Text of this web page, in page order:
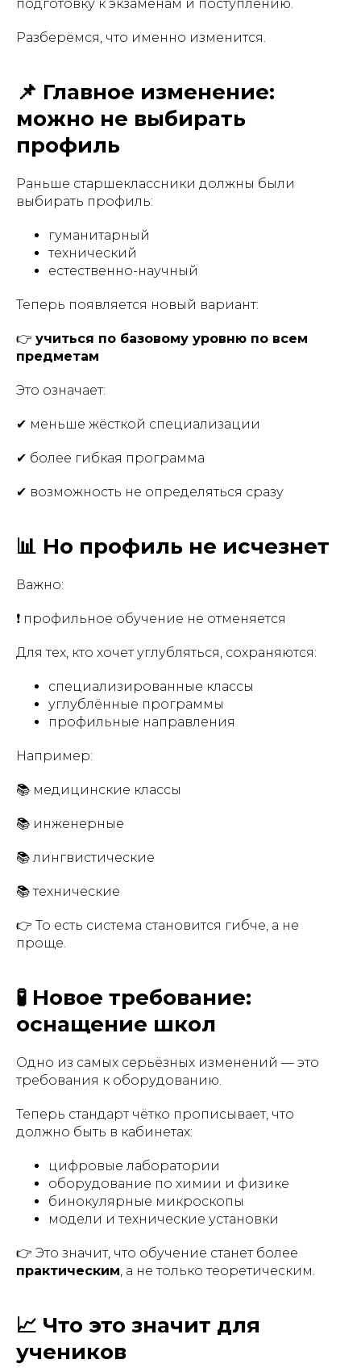
подготовку к экзаменам и поступлению.
Разберёмся, что именно изменится.
📌 Главное изменение:
можно не выбирать
профиль
Раньше старшеклассники должны были
выбирать профиль:
гуманитарный
технический
естественно-научный
Теперь появляется новый вариант:
👉 учиться по базовому уровню по всем
предметам
Это означает:
✔ меньше жёсткой специализации
✔ более гибкая программа
✔ возможность не определяться сразу
📊 Но профиль не исчезнет
Важно:
❗ профильное обучение не отменяется
Для тех, кто хочет углубляться, сохраняются:
специализированные классы
углублённые программы
профильные направления
Например:
📚 медицинские классы
📚 инженерные
📚 лингвистические
📚 технические
👉 То есть система становится гибче, а не
проще.
🧪 Новое требование:
оснащение школ
Одно из самых серьёзных изменений — это
требования к оборудованию.
Теперь стандарт чётко прописывает, что
должно быть в кабинетах:
цифровые лаборатории
оборудование по химии и физике
бинокулярные микроскопы
модели и технические установки
👉 Это значит, что обучение станет более
практическим , а не только теоретическим.
📈 Что это значит для
учеников